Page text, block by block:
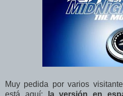
Muy pedida por varios